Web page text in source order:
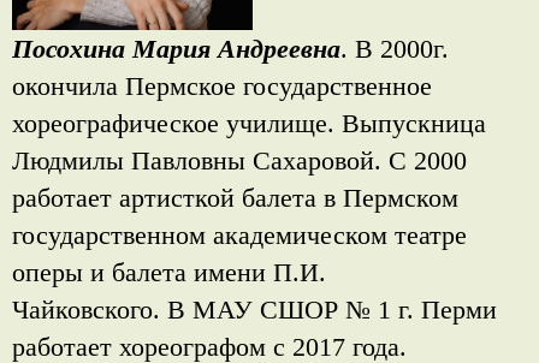
Посохина Мария Андреевна. В 2000г.
окончила Пермское государственное
хореографическое училище. Выпускница
Людмилы Павловны Сахаровой. С 2000
работает артисткой балета в Пермском
государственном академическом театре
оперы и балета имени П.И.
Чайковского. В МАУ СШОР № 1 г. Перми
работает хореографом с 2017 года.